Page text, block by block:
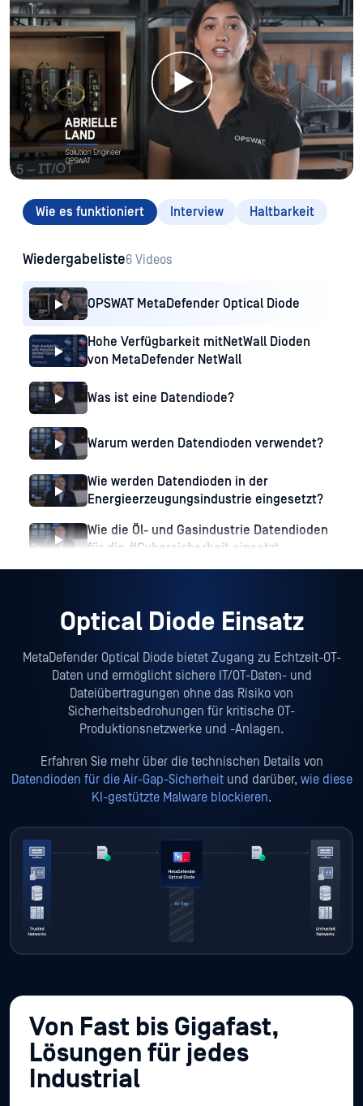
Wie es funktioniert Interview Haltbarkeit
Wiedergabeliste6 Videos
OPSWAT MetaDefender Optical Diode
Hohe Verfügbarkeit mitNetWall Dioden
von MetaDefender NetWall
Was ist eine Datendiode?
Warum werden Datendioden verwendet?
Wie werden Datendioden in der
Energieerzeugungsindustrie eingesetzt?
Wie die Öl- und Gasindustrie Datendioden
für die #Cybersicherheit einsetzt
Optical Diode Einsatz
MetaDefender Optical Diode bietet Zugang zu Echtzeit-OT-
Daten und ermöglicht sichere IT/OT-Daten- und
Dateiübertragungen ohne das Risiko von
Sicherheitsbedrohungen für kritische OT-
Produktionsnetzwerke und -Anlagen.
Erfahren Sie mehr über die technischen Details von
Datendioden für die Air-Gap-Sicherheitund darüber, wie diese
KI-gestützte Malware blockieren.
Von Fast bis Gigafast,
Lösungen für jedes
Industrial